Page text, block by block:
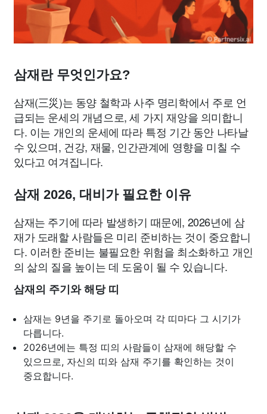
삼재란 무엇인가요?
삼재(三災)는 동양 철학과 사주 명리학에서 주로 언
급되는 운세의 개념으로, 세 가지 재앙을 의미합니
다. 이는 개인의 운세에 따라 특정 기간 동안 나타날
수 있으며, 건강, 재물, 인간관계에 영향을 미칠 수
있다고 여겨집니다.
삼재 2026, 대비가 필요한 이유
삼재는 주기에 따라 발생하기 때문에, 2026년에 삼
재가 도래할 사람들은 미리 준비하는 것이 중요합니
다. 이러한 준비는 불필요한 위험을 최소화하고 개인
의 삶의 질을 높이는 데 도움이 될 수 있습니다.
삼재의 주기와 해당 띠
삼재는 9년을 주기로 돌아오며 각 띠마다 그 시기가
다릅니다.
2026년에는 특정 띠의 사람들이 삼재에 해당할 수
있으므로, 자신의 띠와 삼재 주기를 확인하는 것이
중요합니다.